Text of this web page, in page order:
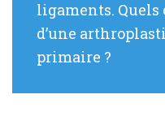
:ligaments.
d’une
primaire ?